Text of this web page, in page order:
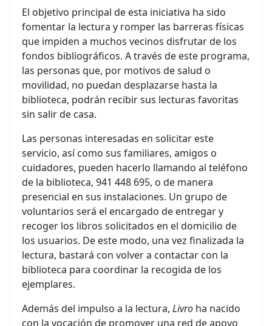
El objetivo principal de esta iniciativa ha sido
fomentar la lectura y romper las barreras físicas
que impiden a muchos vecinos disfrutar de los
fondos bibliográficos. A través de este programa,
las personas que, por motivos de salud o
movilidad, no puedan desplazarse hasta la
biblioteca, podrán recibir sus lecturas favoritas
sin salir de casa.
Las personas interesadas en solicitar este
servicio, así como sus familiares, amigos o
cuidadores, pueden hacerlo llamando al teléfono
de la biblioteca, 941 448 695, o de manera
presencial en sus instalaciones. Un grupo de
voluntarios será el encargado de entregar y
recoger los libros solicitados en el domicilio de
los usuarios. De este modo, una vez finalizada la
lectura, bastará con volver a contactar con la
biblioteca para coordinar la recogida de los
ejemplares.
Además del impulso a la lectura, Livro ha nacido
con la vocación de promover una red de apoyo